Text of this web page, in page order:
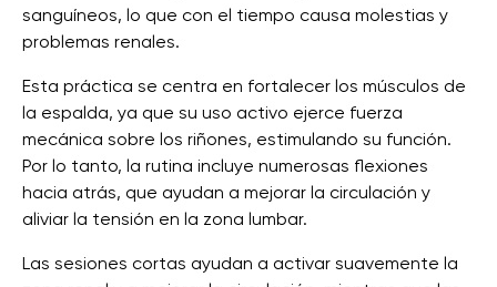
sanguíneos, lo que con el tiempo causa molestias y
problemas renales.
Esta práctica se centra en fortalecer los músculos de
la espalda, ya que su uso activo ejerce fuerza
mecánica sobre los riñones, estimulando su función.
Por lo tanto, la rutina incluye numerosas flexiones
hacia atrás, que ayudan a mejorar la circulación y
aliviar la tensión en la zona lumbar.
Las sesiones cortas ayudan a activar suavemente la